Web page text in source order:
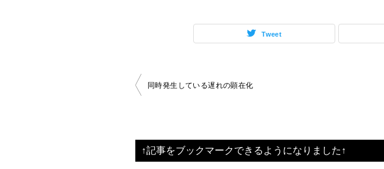
Tweet
投
ビ
ゲ
同時発生している遅れの顕在化
↑記事をブックマークできるようになりました↑